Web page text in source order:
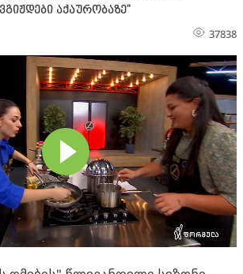
აქაურობაზე"
37838